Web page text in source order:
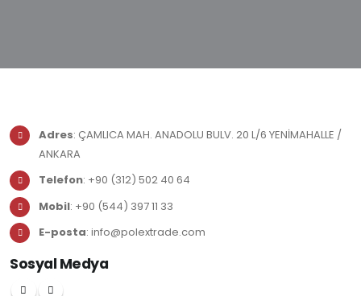
Adres: ÇAMLICA MAH. ANADOLU BULV. 20 L/6 YENİMAHALLE /
ANKARA
Telefon: +90 (312) 502 40 64
Mobil: +90 (544) 397 11 33
E-posta: info@polextrade.com
Sosyal Medya